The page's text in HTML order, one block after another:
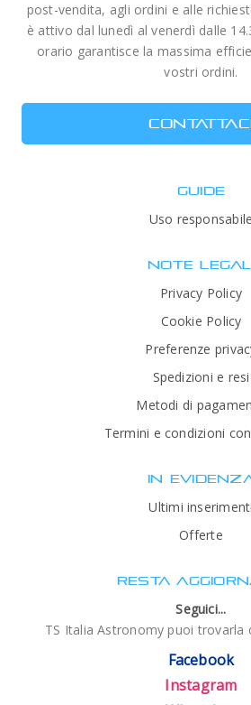
post-vendita, agli ordini e alle
è attivo dal lunedì al venerdì dalle
orario garantisce la massima
vostri ordini.
GUIDE
Uso responsabile
NOTE
Privacy Policy
Cookie Policy
Preferenze
Spedizioni e resi
Metodi di
Termini e condizioni
IN
Ultimi inserimenti
Offerte
RESTA
Seguici...
TS Italia Astronomy puoi trovarla
Facebook
Instagram